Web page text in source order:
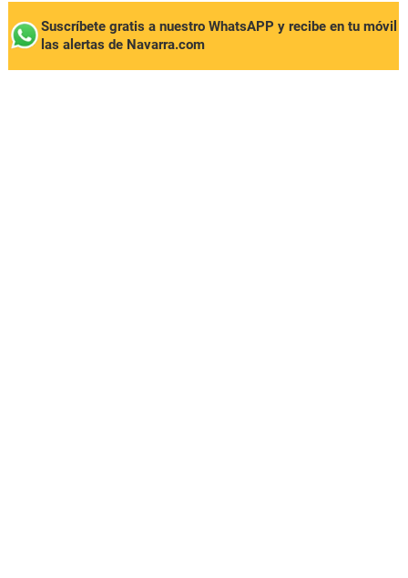
Suscríbete gratis a nuestro WhatsAPP y recibe en tu móvil
las alertas de Navarra.com